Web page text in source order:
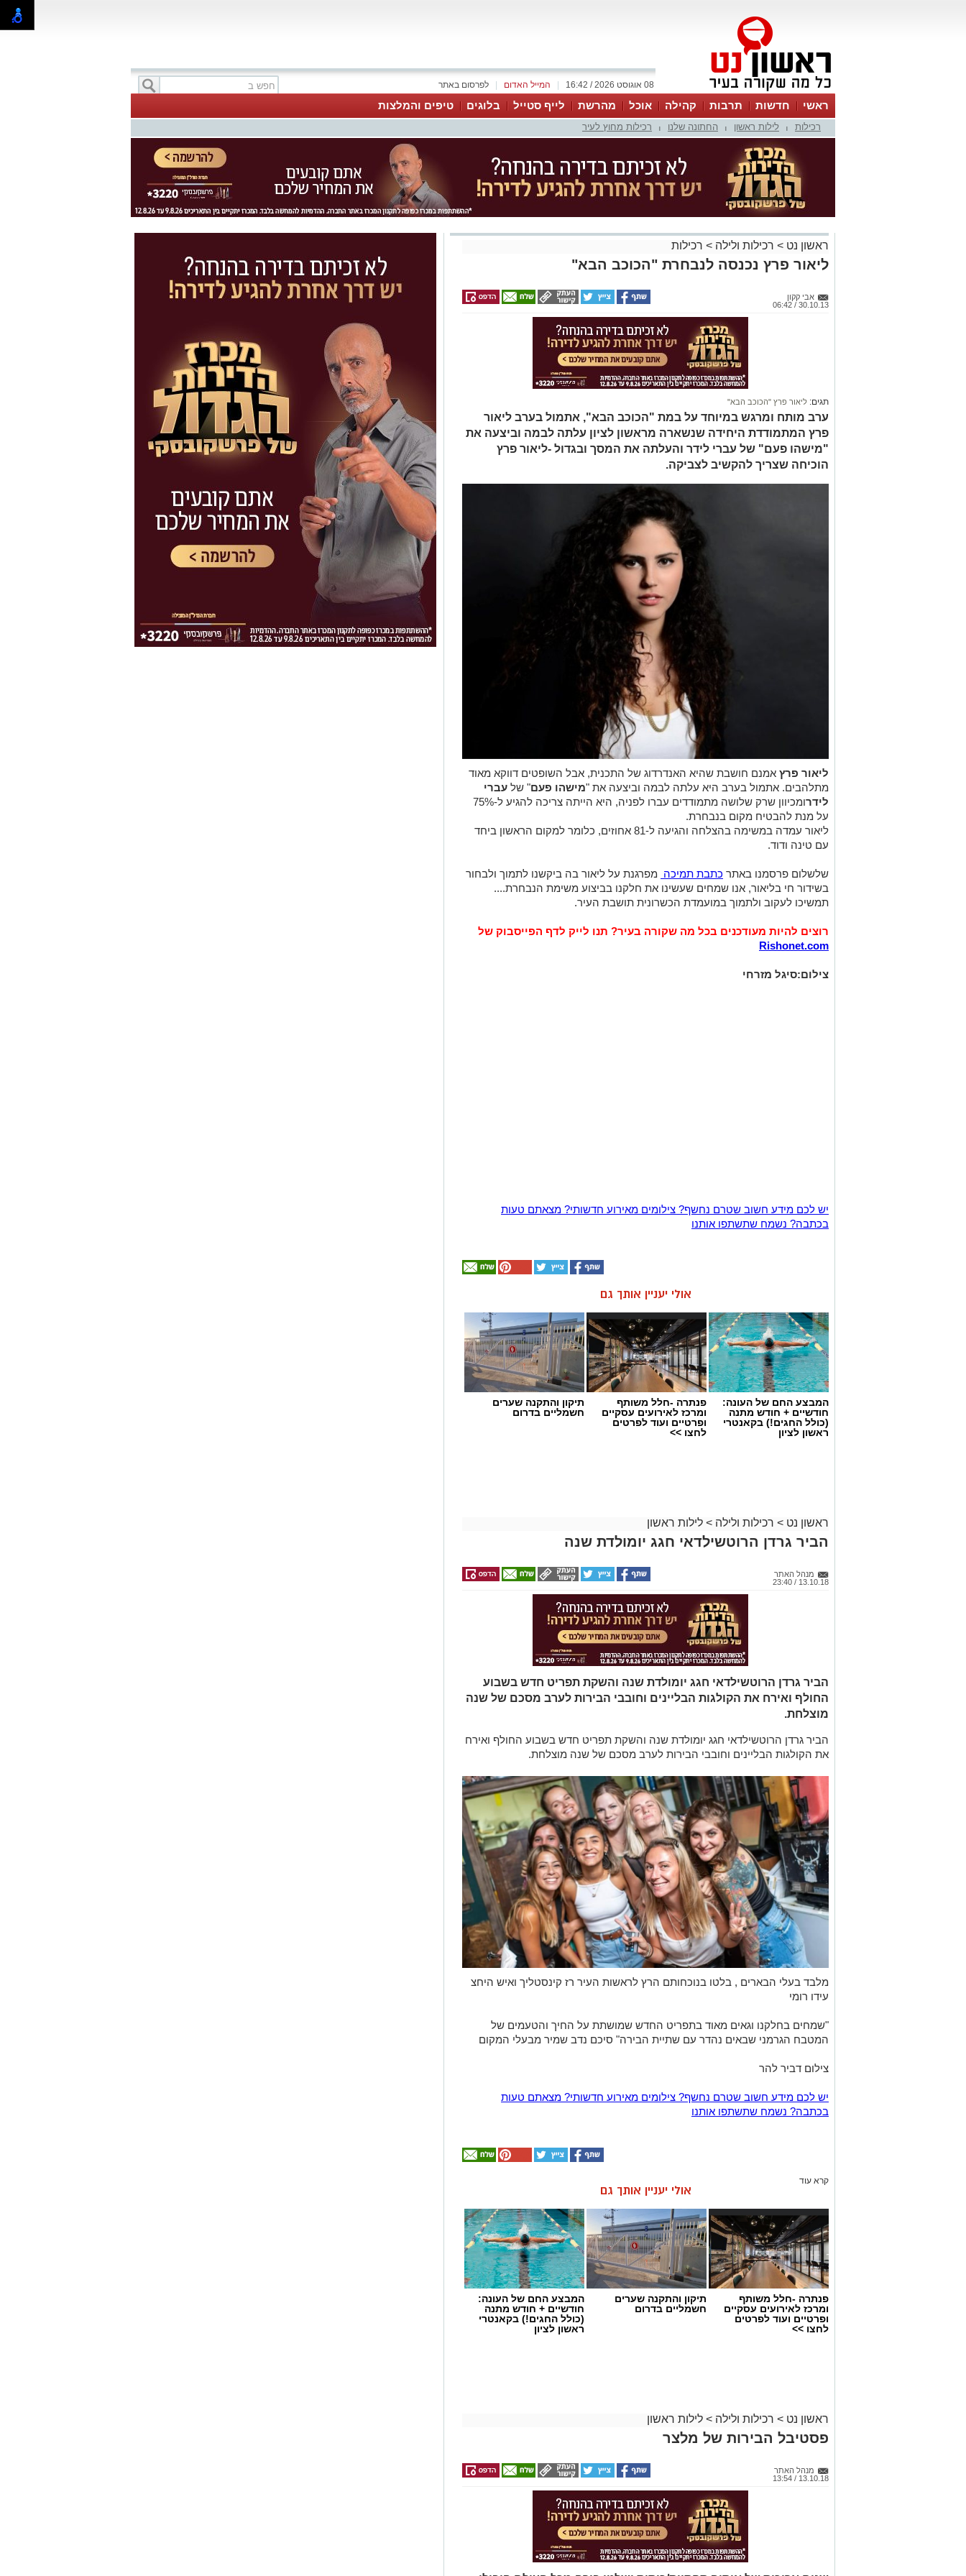
לפרסום באתר המייל האדום 08 אוגוסט 2026 / 16:42
ראשי חדשות תרבות קהילה אוכל מהרשת לייף סטייל בלוגים טיפים והמלצות
רכילות לילות ראשון החתונה שלנו רכילות מחוץ לעיר
ראשון נט > רכילות ולילה > רכילות
ליאור פרץ נכנסה לנבחרת "הכוכב הבא"
אבי קקון
30.10.13 / 06:42
תגים: ליאור פרץ "הכוכב הבא"
ערב מותח ומרגש במיוחד על במת "הכוכב הבא", אתמול בערב ליאור
פרץ המתמודדת היחידה שנשארה מראשון לציון עלתה לבמה וביצעה את
"מישהו פעם" של עברי לידר והעלתה את המסך ובגדול -ליאור פרץ
הוכיחה שצריך להקשיב לצביקה.
ליאור פרץ אמנם חושבת שהיא האנדרדוג של התכנית, אבל השופטים דווקא מאוד
מתלהבים. אתמול בערב היא עלתה לבמה וביצעה את "מישהו פעם" של עברי
לידר
ומכיוון שרק שלושה מתמודדים עברו לפניה, היא הייתה צריכה להגיע ל-75%
על מנת להבטיח מקום בנבחרת.
ליאור עמדה במשימה בהצלחה והגיעה ל-81 אחוזים, כלומר למקום הראשון ביחד
עם טינה ודוד.
שלשלום פרסמנו באתר כתבת תמיכה מפרגנת על ליאור בה ביקשנו לתמוך ולבחור
בשידור חי בליאור, אנו שמחים שעשינו את חלקנו בביצוע משימת הנבחרת....
תמשיכו לעקוב ולתמוך במועמדת הכשרונית תושבת העיר.
רוצים להיות מעודכנים בכל מה שקורה בעיר? תנו לייק לדף הפייסבוק של
Rishonet.com
צילום:סיגל מזרחי
יש לכם מידע חשוב שטרם נחשף? צילומים מאירוע חדשותי? מצאתם טעות
בכתבה? נשמח שתשתפו אותנו
אולי יעניין אותך גם
המבצע החם של העונה:
חודשיים + חודש מתנה
(כולל החגים!) בקאנטרי
ראשון לציון
פנתרה -חלל משותף
ומרכז לאירועים עסקיים
ופרטיים ועוד לפרטים
לחצו >>
תיקון והתקנה שערים
חשמליים בדרום
ראשון נט > רכילות ולילה > לילות ראשון
הביר גרדן הרוטשילדאי חגג יומולדת שנה
מנהל האתר
13.10.18 / 23:40
הביר גרדן הרוטשילדאי חגג יומולדת שנה והשקת תפריט חדש בשבוע
החולף ואירח את הקולגות הבליינים וחובבי הבירות לערב מסכם של שנה
מוצלחת.
הביר גרדן הרוטשילדאי חגג יומולדת שנה והשקת תפריט חדש בשבוע החולף ואירח
את הקולגות הבליינים וחובבי הבירות לערב מסכם של שנה מוצלחת.
מלבד בעלי הבארים , בלטו בנוכחותם הרץ לראשות העיר רז קינסטליך ואיש היחצ
עידו רומי
"שמחים בחלקנו וגאים מאוד בתפריט החדש שמושתת על החיך והטעמים של
המטבח הגרמני שבאים נהדר עם שתיית הבירה" סיכם נדב שמיר מבעלי המקום
צילום דביר להר
יש לכם מידע חשוב שטרם נחשף? צילומים מאירוע חדשותי? מצאתם טעות
בכתבה? נשמח שתשתפו אותנו
קרא עוד
אולי יעניין אותך גם
פנתרה -חלל משותף
ומרכז לאירועים עסקיים
ופרטיים ועוד לפרטים
לחצו >>
תיקון והתקנה שערים
חשמליים בדרום
המבצע החם של העונה:
חודשיים + חודש מתנה
(כולל החגים!) בקאנטרי
ראשון לציון
ראשון נט > רכילות ולילה > לילות ראשון
פסטיבל הבירות של מלצר
מנהל האתר
13.10.18 / 13:54